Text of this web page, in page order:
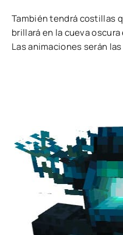
También tendrá costillas
brillará en la cueva
Las animaciones serán